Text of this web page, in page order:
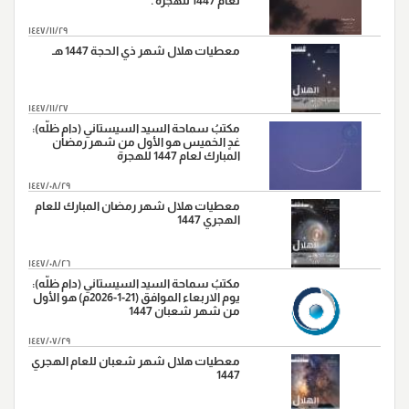
١٤٤٧/١١/٢٩
معطيات هلال شهر ذي الحجة 1447 هـ
١٤٤٧/١١/٢٧
مكتبُ سماحة السيد السيستاني (دام ظلّه):
غدٍ الخميس هو الأول من شهر رمضان
المبارك لعام 1447 للهجرة
١٤٤٧/٠٨/٢٩
معطيات هلال شهر رمضان المبارك للعام
الهجري 1447
١٤٤٧/٠٨/٢٦
مكتبُ سماحة السيد السيستاني (دام ظلّه):
يوم الاربعاء الموافق (21-1-2026م) هو الأول
من شهر شعبان 1447
١٤٤٧/٠٧/٢٩
معطيات هلال شهر شعبان للعام الهجري
1447